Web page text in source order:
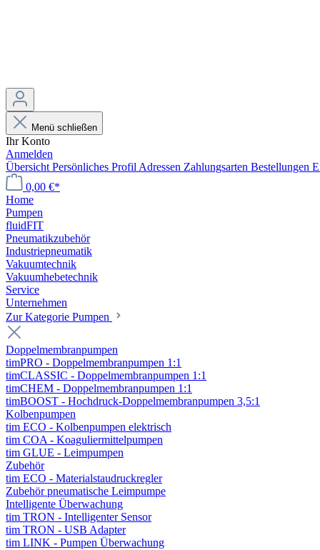
Menü schließen
Ihr Konto
Anmelden
Übersicht Persönliches Profil Adressen Zahlungsarten Bestellungen
0,00 €*
Home
Pumpen
fluidFIT
Pneumatikzubehör
Industriepneumatik
Vakuumtechnik
Vakuumhebetechnik
Service
Unternehmen
Zur Kategorie Pumpen
Doppelmembranpumpen
timPRO - Doppelmembranpumpen 1:1
timCLASSIC - Doppelmembranpumpen 1:1
timCHEM - Doppelmembranpumpen 1:1
timBOOST - Hochdruck-Doppelmembranpumpen 3,5:1
Kolbenpumpen
tim ECO - Kolbenpumpen elektrisch
tim COA - Koaguliermittelpumpen
tim GLUE - Leimpumpen
Zubehör
tim ECO - Materialstaudruckregler
Zubehör pneumatische Leimpumpe
Intelligente Überwachung
tim TRON - Intelligenter Sensor
tim TRON - USB Adapter
tim LINK - Pumpen Überwachung